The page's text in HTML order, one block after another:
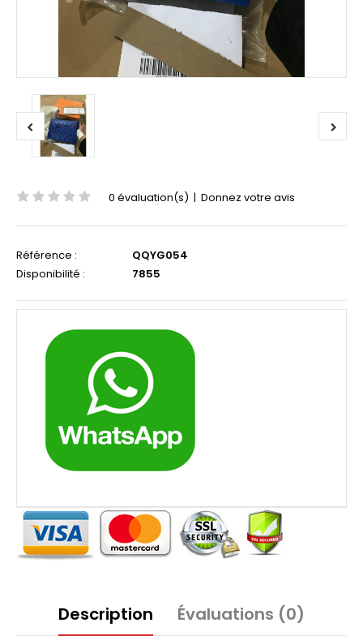
0 évaluation(s) | Donnez votre avis
Référence :
QQYG054
Disponibilité :
7855
Description Évaluations (0)